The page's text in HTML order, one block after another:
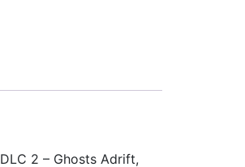
2 – Ghosts Adrift,